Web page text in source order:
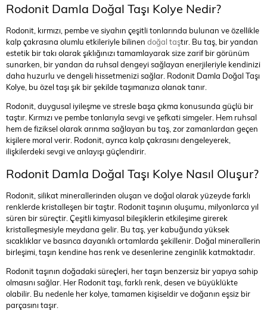
Rodonit Damla Doğal Taşı Kolye Nedir?
Rodonit, kırmızı, pembe ve siyahın çeşitli tonlarında bulunan ve özellikle
kalp çakrasına olumlu etkileriyle bilinen doğal taştır. Bu taş, bir yandan
estetik bir takı olarak şıklığınızı tamamlayarak size zarif bir görünüm
sunarken, bir yandan da ruhsal dengeyi sağlayan enerjileriyle kendinizi
daha huzurlu ve dengeli hissetmenizi sağlar. Rodonit Damla Doğal Taşı
Kolye, bu özel taşı şık bir şekilde taşımanıza olanak tanır.
Rodonit, duygusal iyileşme ve stresle başa çıkma konusunda güçlü bir
taştır. Kırmızı ve pembe tonlarıyla sevgi ve şefkati simgeler. Hem ruhsal
hem de fiziksel olarak arınma sağlayan bu taş, zor zamanlardan geçen
kişilere moral verir. Rodonit, ayrıca kalp çakrasını dengeleyerek,
ilişkilerdeki sevgi ve anlayışı güçlendirir.
Rodonit Damla Doğal Taşı Kolye Nasıl Oluşur?
Rodonit, silikat minerallerinden oluşan ve doğal olarak yüzeyde farklı
renklerde kristalleşen bir taştır. Rodonit taşının oluşumu, milyonlarca yıl
süren bir süreçtir. Çeşitli kimyasal bileşiklerin etkileşime girerek
kristalleşmesiyle meydana gelir. Bu taş, yer kabuğunda yüksek
sıcaklıklar ve basınca dayanıklı ortamlarda şekillenir. Doğal minerallerin
birleşimi, taşın kendine has renk ve desenlerine zenginlik katmaktadır.
Rodonit taşının doğadaki süreçleri, her taşın benzersiz bir yapıya sahip
olmasını sağlar. Her Rodonit taşı, farklı renk, desen ve büyüklükte
olabilir. Bu nedenle her kolye, tamamen kişiseldir ve doğanın eşsiz bir
parçasını taşır.